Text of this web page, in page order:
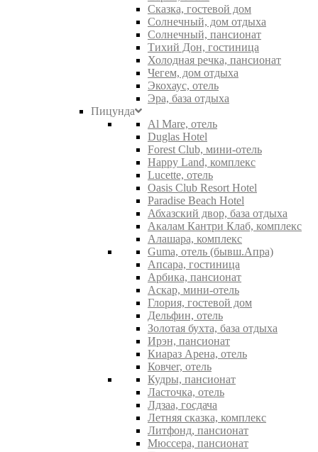
Сказка, гостевой дом
Солнечный, дом отдыха
Солнечный, пансионат
Тихий Дон, гостиница
Холодная речка, пансионат
Чегем, дом отдыха
Экохаус, отель
Эра, база отдыха
Пицунда
Al Mare, отель
Duglas Hotel
Forest Club, мини-отель
Happy Land, комплекс
Lucette, отель
Oasis Club Resort Hotel
Paradise Beach Hotel
Абхазский двор, база отдыха
Акалам Кантри Клаб, комплекс
Алашара, комплекс
Guma, отель (бывш.Апра)
Апсара, гостиница
Арбика, пансионат
Аскар, мини-отель
Глория, гостевой дом
Дельфин, отель
Золотая бухта, база отдыха
Ирэн, пансионат
Киараз Арена, отель
Ковчег, отель
Кудры, пансионат
Ласточка, отель
Лдзаа, госдача
Летняя сказка, комплекс
Литфонд, пансионат
Мюссера, пансионат